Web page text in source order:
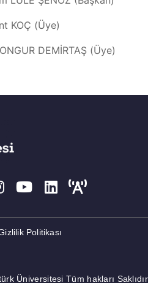
KOÇ (Üye)
DEMİRTAŞ (Üye)
Politikası
Üniversitesi Tüm hakları Saklıdır